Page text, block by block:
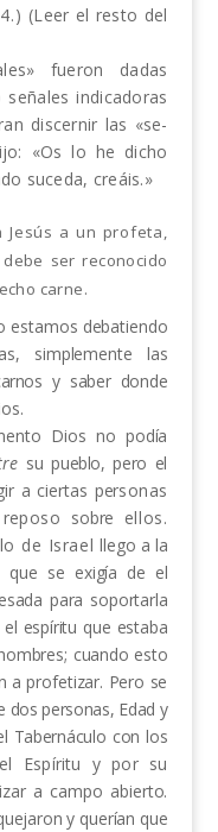
(Leer el resto del
fueron dadas
indicadoras
discernir las «se­
«Os lo he dicho
suceda, creáis.»
Jesús a un profeta,
ser reconocido
carne.
estamos deba­tiendo
simplemente las
y saber donde
Dios no podía
su pueblo, pero el
a ciertas per­sonas
sobre ellos.
de Israelllego a la
que se exigía de el
para soportarla
espíritu que estaba
cuando esto
a profetizar. Pero se
dos personas, Edad y
Tabernáculo con los
Espíritu y por su
a campo abierto.
y querían que